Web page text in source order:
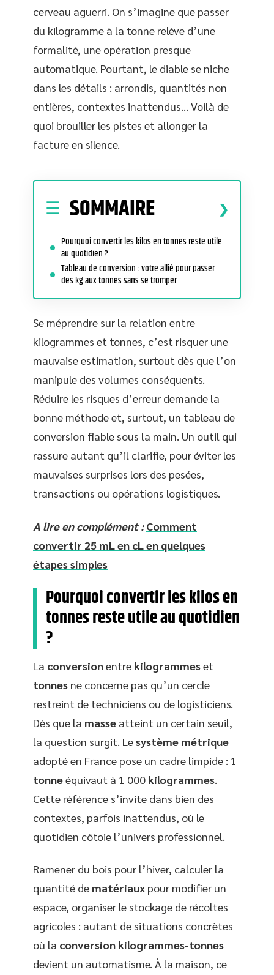
cerveau aguerri. On s’imagine que passer
du kilogramme à la tonne relève d’une
formalité, une opération presque
automatique. Pourtant, le diable se niche
dans les détails : arrondis, quantités non
entières, contextes inattendus… Voilà de
quoi brouiller les pistes et allonger la
facture en silence.
SOMMAIRE
Pourquoi convertir les kilos en tonnes reste utile
au quotidien ?
Tableau de conversion : votre allié pour passer
des kg aux tonnes sans se tromper
Se méprendre sur la relation entre
kilogrammes et tonnes, c’est risquer une
mauvaise estimation, surtout dès que l’on
manipule des volumes conséquents.
Réduire les risques d’erreur demande la
bonne méthode et, surtout, un tableau de
conversion fiable sous la main. Un outil qui
rassure autant qu’il clarifie, pour éviter les
mauvaises surprises lors des pesées,
transactions ou opérations logistiques.
A lire en complément : Comment
convertir 25 mL en cL en quelques
étapes simples
Pourquoi convertir les kilos en
tonnes reste utile au quotidien
?
La conversionentre kilogrammeset
tonnes ne concerne pas qu’un cercle
restreint de techniciens ou de logisticiens.
Dès que la masse atteint un certain seuil,
la question surgit. Lesystème métrique
adopté en France pose un cadre limpide : 1
tonneéquivaut à 1 000 kilogrammes
Cette référence s’invite dans bien des
contextes, parfois inattendus, où le
quotidien côtoie l’univers professionnel.
Ramener du bois pour l’hiver, calculer la
quantité de matériaux pour modifier un
espace, organiser le stockage de récoltes
agricoles : autant de situations concrètes
où la conversion kilogrammes-tonnes
devient un automatisme. À la maison, ce